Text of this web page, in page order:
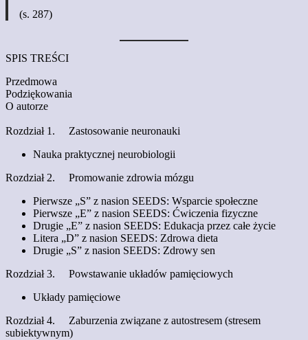
(s. 287)
SPIS TREŚCI
Przedmowa
Podziękowania
O autorze
Rozdział 1. Zastosowanie neuronauki
Nauka praktycznej neurobiologii
Rozdział 2. Promowanie zdrowia mózgu
Pierwsze „S” z nasion SEEDS: Wsparcie społeczne
Pierwsze „E” z nasion SEEDS: Ćwiczenia fizyczne
Drugie „E” z nasion SEEDS: Edukacja przez całe życie
Litera „D” z nasion SEEDS: Zdrowa dieta
Drugie „S” z nasion SEEDS: Zdrowy sen
Rozdział 3. Powstawanie układów pamięciowych
Układy pamięciowe
Rozdział 4. Zaburzenia związane z autostresem (stresem
subiektywnym)